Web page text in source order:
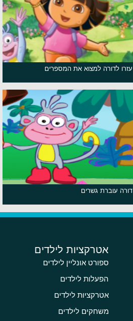
עזרו לדורה למצוא את המספרים
דורה עוברת גשרים
אטרקציות לילדים
ספורט אונליין לילדים
הפעלות לילדים
אטרקציות לילדים
משחקים לילדים